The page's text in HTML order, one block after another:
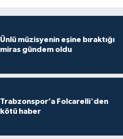
Ünlü müzisyenin eşine bıraktığı
miras gündem oldu
Trabzonspor’a Folcarelli'den
kötü haber